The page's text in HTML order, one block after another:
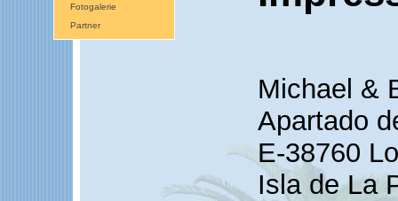
Fotogalerie
Partner
Michael &
Apartado
E-38760
Isla de La